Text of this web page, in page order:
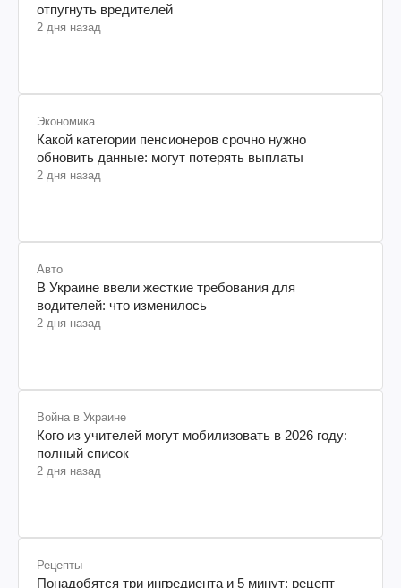
отпугнуть вредителей
2 дня назад
Экономика
Какой категории пенсионеров срочно нужно
обновить данные: могут потерять выплаты
2 дня назад
Авто
В Украине ввели жесткие требования для
водителей: что изменилось
2 дня назад
Война в Украине
Кого из учителей могут мобилизовать в 2026 году:
полный список
2 дня назад
Рецепты
Понадобятся три ингредиента и 5 минут: рецепт